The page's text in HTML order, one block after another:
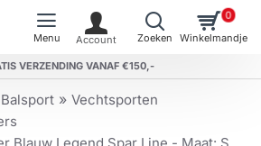
VERZENDING VANAF €150,-
0
Vechtsporten